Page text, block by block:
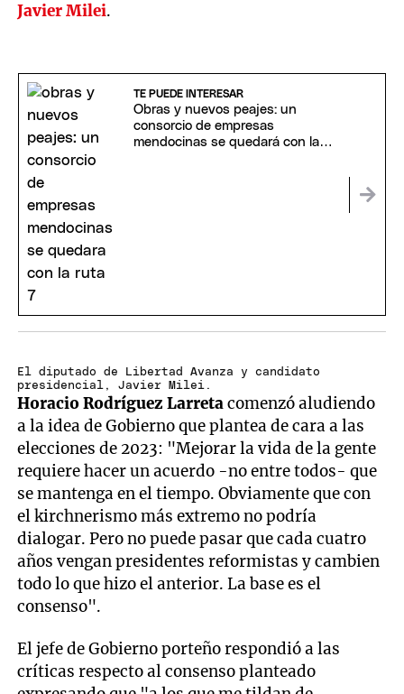
Javier Milei.
TE PUEDE INTERESAR
Obras y nuevos peajes: un
consorcio de empresas
mendocinas se quedará con la
El diputado de Libertad Avanza y candidato
presidencial, Javier Milei.
Horacio Rodríguez Larretacomenzó aludiendo
a la idea de Gobierno que plantea de cara a las
elecciones de 2023: "Mejorar la vida de la gente
requiere hacer un acuerdo -no entre todos- que
se mantenga en el tiempo. Obviamente que con
el kirchnerismo más extremo no podría
dialogar. Pero no puede pasar que cada cuatro
años vengan presidentes reformistas y cambien
todo lo que hizo el anterior. La base es el
consenso".
El jefe de Gobierno porteño respondió a las
críticas respecto al consenso planteado